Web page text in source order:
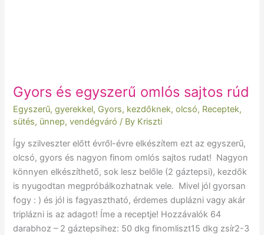
Gyors és egyszerű omlós sajtos rúd
Egyszerű,gyerekkel, Gyors, kezdőknek,olcsó, Receptek,
sütés, ünnep,vendégváró / By Kriszti
Így szilveszter előtt évről-évre elkészítem ezt az egyszerű,
olcsó, gyors és nagyon finom omlós sajtos rudat! Nagyon
könnyen elkészíthető, sok lesz belőle (2 gáztepsi), kezdők
is nyugodtan megpróbálkozhatnak vele. Mivel jól gyorsan
fogy : ) és jól is fagyasztható, érdemes duplázni vagy akár
triplázni is az adagot! Íme a receptje! Hozzávalók 64
darabhoz – 2 gáztepsihez: 50 dkg finomliszt15 dkg zsír2-3